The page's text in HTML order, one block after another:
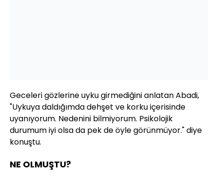
Geceleri gözlerine uyku girmediğini anlatan Abadi,
"Uykuya daldığımda dehşet ve korku içerisinde
uyanıyorum. Nedenini bilmiyorum. Psikolojik
durumum iyi olsa da pek de öyle görünmüyor." diye
konuştu.
NE OLMUŞTU?